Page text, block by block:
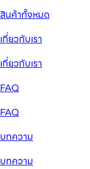
สินค้าทั้งหมด
เกี่ยวกับเรา
เกี่ยวกับเรา
FAQ
FAQ
บทความ
บทความ